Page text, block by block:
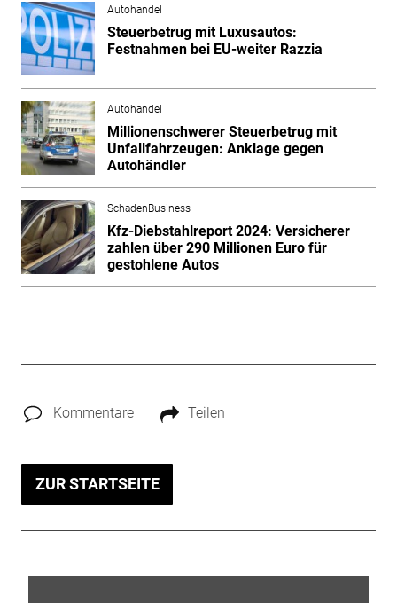
Autohandel
Steuerbetrug mit Luxusautos:
Festnahmen bei EU-weiter Razzia
Autohandel
Millionenschwerer Steuerbetrug mit
Unfallfahrzeugen: Anklage gegen
Autohändler
SchadenBusiness
Kfz-Diebstahlreport 2024: Versicherer
zahlen über 290 Millionen Euro für
gestohlene Autos
Kommentare Teilen
ZUR STARTSEITE